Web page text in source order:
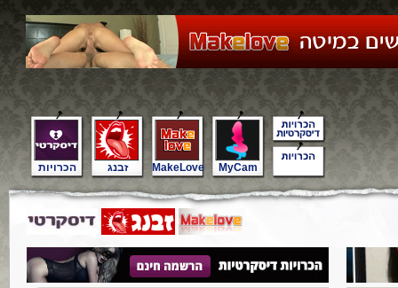
הכרויות זבנג MakeLove MyCam